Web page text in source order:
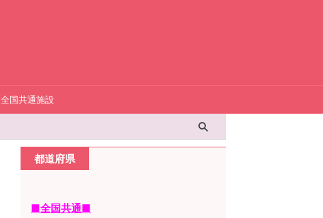
全国共通施設
都道府県
■全国共通■